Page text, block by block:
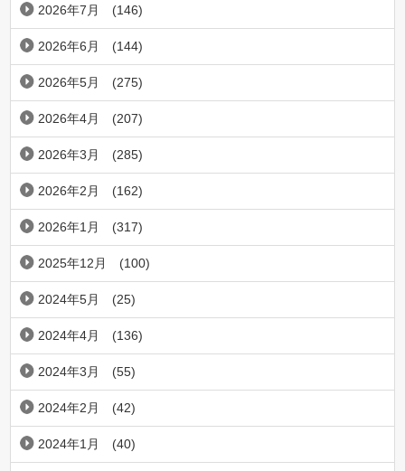
2026年7月 (146)
2026年6月 (144)
2026年5月 (275)
2026年4月 (207)
2026年3月 (285)
2026年2月 (162)
2026年1月 (317)
2025年12月 (100)
2024年5月 (25)
2024年4月 (136)
2024年3月 (55)
2024年2月 (42)
2024年1月 (40)